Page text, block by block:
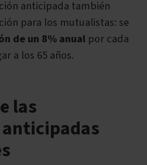
anticipada también
para los mutualistas: se
de un 8% anual por cada
a los 65 años.
las